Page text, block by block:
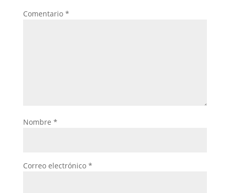
Comentario *
Nombre *
Correo electrónico *